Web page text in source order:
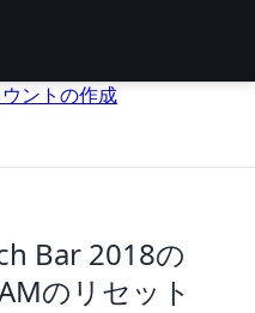
ントの作成
Bar 2018の
のリセット